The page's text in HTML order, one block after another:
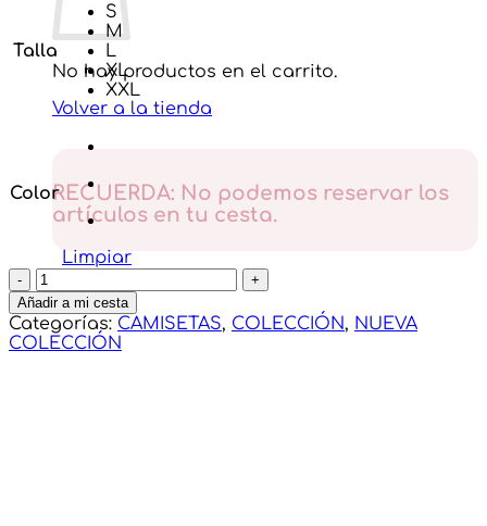
No hay productos en el carrito.
Volver a la tienda
RECUERDA: No podemos reservar los
artículos en tu cesta.
Talla
S
M
L
XL
XXL
Color
Limpiar
Camiseta
Basica
cantidad
Añadir a mi cesta
Categorías: CAMISETAS, COLECCIÓN, NUEVA
COLECCIÓN